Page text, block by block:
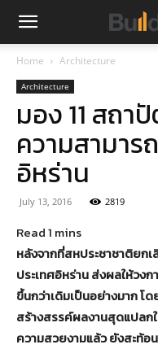
Home Architecture
Architecture
มอง 11 สถา
ความสามา
อิหร่าน
July 13, 2016 2819
หลังจากที่สหประชาชาติยก
ประเทศอิหร่าน ส่งผลให้วง
ขึ้นกว่าเดิมเป็นอย่างมาก
สร้างสรรค์ผลงานสุดแปลก
ความสวยงามแล้ว ยังสะท้อ